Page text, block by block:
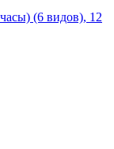
(6 видов), 12